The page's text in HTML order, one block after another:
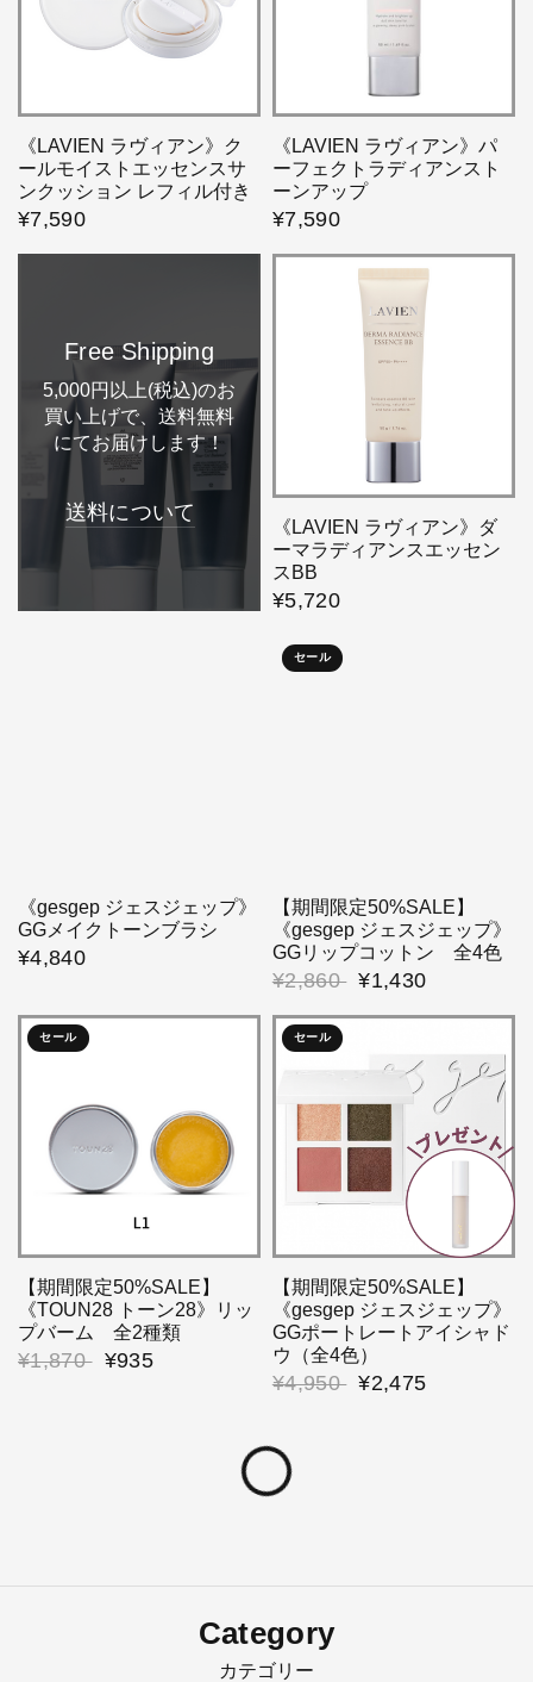
《LAVIEN ラヴィアン》ク
ールモイストエッセンスサ
ンクッション レフィル付き
¥7,590
《LAVIEN ラヴィアン》パ
ーフェクトラディアンスト
ーンアップ
¥7,590
Free Shipping
5,000円以上(税込)のお
買い上げで、送料無料
にてお届けします！
送料について
《LAVIEN ラヴィアン》ダ
ーマラディアンスエッセン
スBB
¥5,720
《gesgep ジェスジェップ》
GGメイクトーンブラシ
¥4,840
セール
【期間限定50%SALE】
《gesgep ジェスジェップ》
GGリップコットン 全4色
¥2,860 ¥1,430
セール
【期間限定50%SALE】
《TOUN28 トーン28》リッ
プバーム 全2種類
¥1,870 ¥935
セール
【期間限定50%SALE】
《gesgep ジェスジェップ》
GGポートレートアイシャド
ウ（全4色）
¥4,950 ¥2,475
Category
カテゴリー